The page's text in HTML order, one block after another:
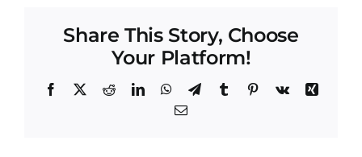
Share This Story, Choose
Your Platform!
Facebook
X RedditLinkedInWhatsApp
TelegramTumblrPinterest
Vk
Xing
Correo